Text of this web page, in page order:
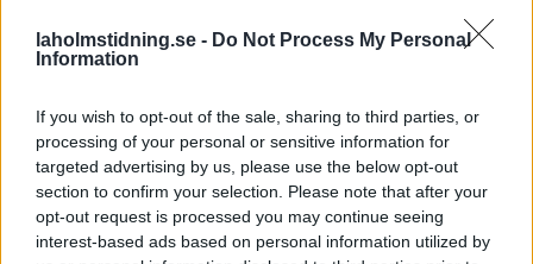
laholmstidning.se - Do Not Process My Personal
Information
If you wish to opt-out of the sale, sharing to third parties, or
processing of your personal or sensitive information for
targeted advertising by us, please use the below opt-out
section to confirm your selection. Please note that after your
opt-out request is processed you may continue seeing
interest-based ads based on personal information utilized by
NYHETER 2026-08-05 KL. 01:06
Våldsam brand i Laholm – radhus står i lågor
Brandmästare Andreas Randevik: "Spridningsrisken är mycket stor"